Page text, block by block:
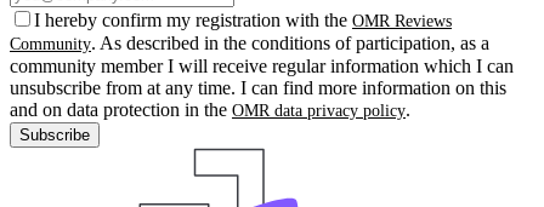
I hereby confirm my registration with the OMR Reviews
Community. As described in the conditions of participation, as a
community member I will receive regular information which I can
unsubscribe from at any time. I can find more information on this
and on data protection in the OMR data privacy policy.
Subscribe